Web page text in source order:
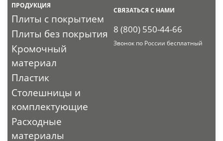
ПРОДУКЦИЯ
Плиты с покрытием
Плиты без покрытия
Кромочный
материал
Пластик
Столешницы и
комплектующие
Расходные
материалы
СВЯЗАТЬСЯ С НАМИ
8 (800) 550-44-66
Звонок по России бесплатный